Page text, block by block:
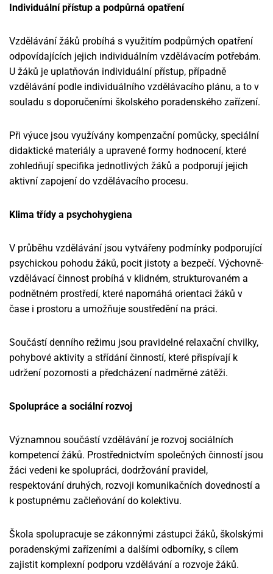
Individuální přístup a podpůrná opatření
Vzdělávání žáků probíhá s využitím podpůrných opatření
odpovídajících jejich individuálním vzdělávacím potřebám.
U žáků je uplatňován individuální přístup, případně
vzdělávání podle individuálního vzdělávacího plánu, a to v
souladu s doporučeními školského poradenského zařízení.
Při výuce jsou využívány kompenzační pomůcky, speciální
didaktické materiály a upravené formy hodnocení, které
zohledňují specifika jednotlivých žáků a podporují jejich
aktivní zapojení do vzdělávacího procesu.
Klima třídy a psychohygiena
V průběhu vzdělávání jsou vytvářeny podmínky podporující
psychickou pohodu žáků, pocit jistoty a bezpečí. Výchovně-
vzdělávací činnost probíhá v klidném, strukturovaném a
podnětném prostředí, které napomáhá orientaci žáků v
čase i prostoru a umožňuje soustředění na práci.
Součástí denního režimu jsou pravidelné relaxační chvilky,
pohybové aktivity a střídání činností, které přispívají k
udržení pozornosti a předcházení nadměrné zátěži.
Spolupráce a sociální rozvoj
Významnou součástí vzdělávání je rozvoj sociálních
kompetencí žáků. Prostřednictvím společných činností jsou
žáci vedeni ke spolupráci, dodržování pravidel,
respektování druhých, rozvoji komunikačních dovedností a
k postupnému začleňování do kolektivu.
Škola spolupracuje se zákonnými zástupci žáků, školskými
poradenskými zařízeními a dalšími odborníky, s cílem
zajistit komplexní podporu vzdělávání a rozvoje žáků.